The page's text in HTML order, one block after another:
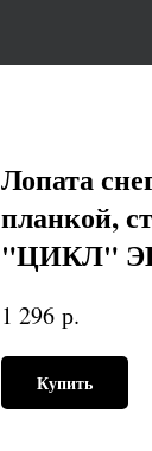
Лопата
планкой,
"ЦИКЛ"
1 296 р.
Купить